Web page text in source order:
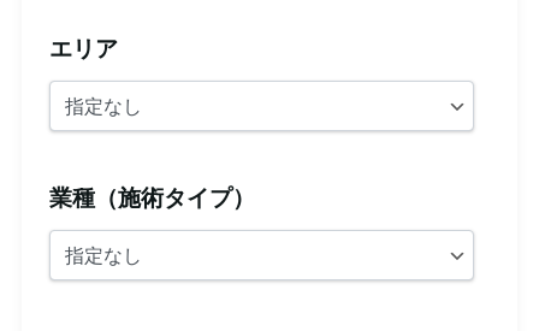
エリア
業種（施術タイプ）